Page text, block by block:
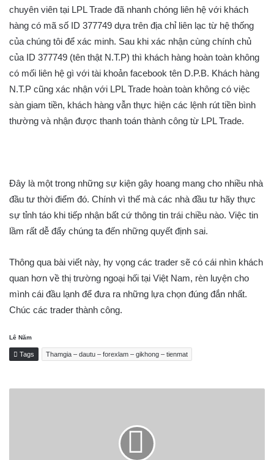
chuyên viên tại LPL Trade đã nhanh chóng liên hệ với khách
hàng có mã số ID 377749 dựa trên địa chỉ liên lạc từ hệ thống
của chúng tôi để xác minh. Sau khi xác nhận cùng chính chủ
của ID 377749 (tên thật N.T.P) thì khách hàng hoàn toàn không
có mối liên hệ gì với tài khoản facebook tên D.P.B. Khách hàng
N.T.P cũng xác nhận với LPL Trade hoàn toàn không có việc
sàn giam tiền, khách hàng vẫn thực hiện các lệnh rút tiền bình
thường và nhận được thanh toán thành công từ LPL Trade.
Đây là một trong những sự kiện gây hoang mang cho nhiều nhà
đầu tư thời điểm đó. Chính vì thế mà các nhà đầu tư hãy thực
sự tỉnh táo khi tiếp nhận bất cứ thông tin trái chiều nào. Việc tin
lầm rất dễ đẩy chúng ta đến những quyết định sai.
Thông qua bài viết này, hy vọng các trader sẽ có cái nhìn khách
quan hơn về thị trường ngoại hối tại Việt Nam, rèn luyện cho
mình cái đầu lạnh để đưa ra những lựa chọn đúng đắn nhất.
Chúc các trader thành công.
Lê Năm
Tags Thamgia – dautu – forexlam – gikhong – tienmat